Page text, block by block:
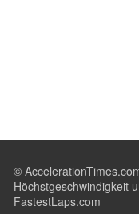
©
Höchstgeschwindigkeit
FastestLaps.com